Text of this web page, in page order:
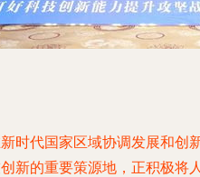
时代国家区域协调发展和创
新的重要策源地，正积极将